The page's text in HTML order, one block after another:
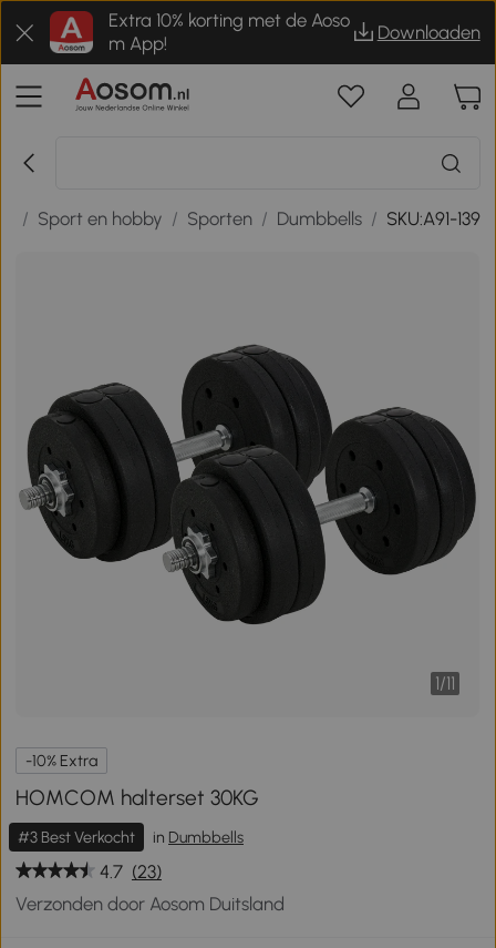
Extra 10% korting met de Aoso
m App!
Downloaden
/ Sport en hobby / Sporten / Dumbbells / SKU:A91-139
1/11
-10% Extra
HOMCOM halterset 30KG
#3 Best Verkocht in Dumbbells
4.7 (23)
Verzonden door Aosom Duitsland